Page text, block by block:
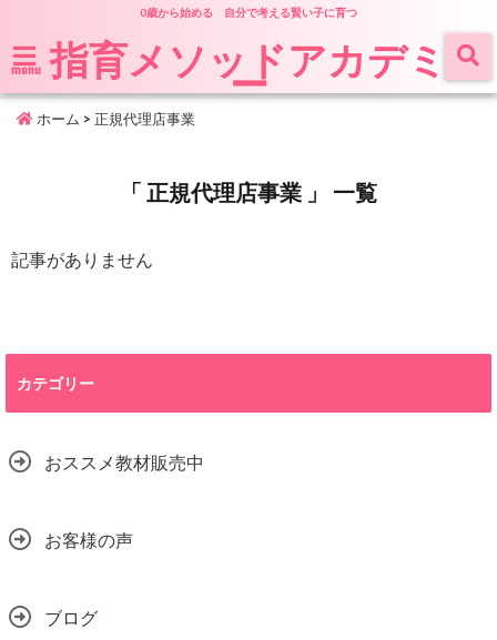
0歳から始める 自分で考える賢い子に育つ
menu 指育メソッドアカデミ
ー
ホーム > 正規代理店事業
「 正規代理店事業 」 一覧
記事がありません
カテゴリー
おススメ教材販売中
お客様の声
ブログ